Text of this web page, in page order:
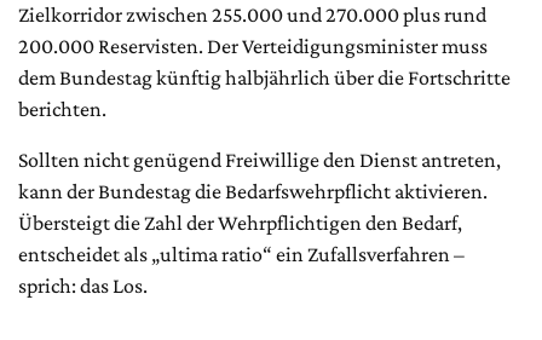
Zielkorridor zwischen 255.000 und 270.000 plus rund
200.000 Reservisten. Der Verteidigungsminister muss
dem Bundestag künftig halbjährlich über die Fortschritte
berichten.
Sollten nicht genügend Freiwillige den Dienst antreten,
kann der Bundestag die Bedarfswehrpflicht aktivieren.
Übersteigt die Zahl der Wehrpflichtigen den Bedarf,
entscheidet als „ultima ratio“ ein Zufallsverfahren –
sprich: das Los.